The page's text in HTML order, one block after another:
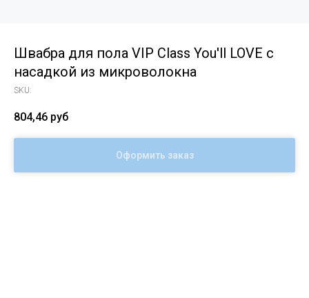
Швабра для пола VIP Class You'll LOVE с
насадкой из микроволокна
SKU:
804,46 руб
Оформить заказ